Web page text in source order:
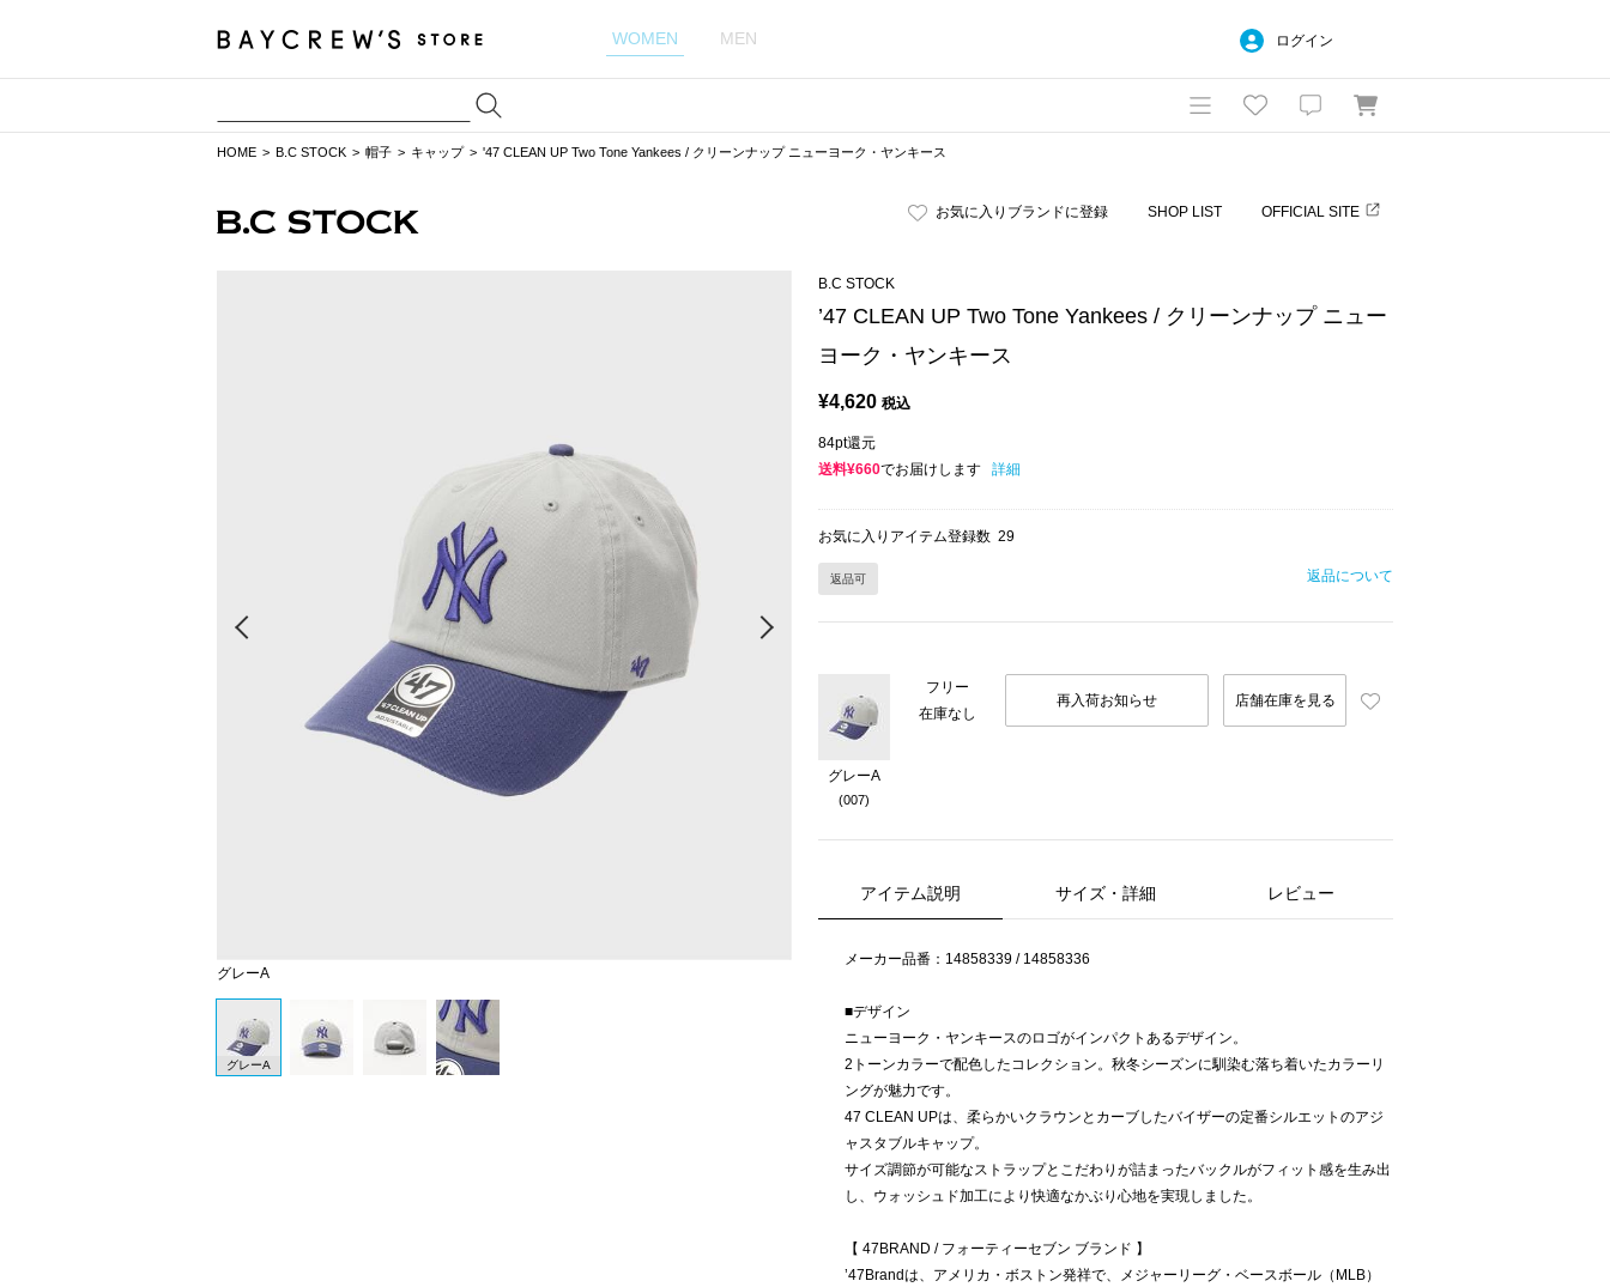
WOMEN MEN ログイン
HOME B.C STOCK 帽子 キャップ '47 CLEAN UP Two Tone Yankees / クリーンナップ ニューヨーク・ヤンキース
お気に入りブランドに登録 SHOP LIST OFFICIAL SITE
グレーA
グレーA
B.C STOCK
’47 CLEAN UP Two Tone Yankees / クリーンナップ ニュー
ヨーク・ヤンキース
¥4,620 税込
84pt還元
送料¥660でお届けします 詳細
お気に入りアイテム登録数 29
返品可 返品について
グレーA
(007)
フリー
在庫なし
再入荷お知らせ 店舗在庫を見る
アイテム説明 サイズ・詳細 レビュー
メーカー品番：14858339 / 14858336
■デザイン
ニューヨーク・ヤンキースのロゴがインパクトあるデザイン。
2トーンカラーで配色したコレクション。秋冬シーズンに馴染む落ち着いたカラーリ
ングが魅力です。
47 CLEAN UPは、柔らかいクラウンとカーブしたバイザーの定番シルエットのアジ
ャスタブルキャップ。
サイズ調節が可能なストラップとこだわりが詰まったバックルがフィット感を生み出
し、ウォッシュド加工により快適なかぶり心地を実現しました。
【 47BRAND / フォーティーセブン ブランド 】
’47Brandは、アメリカ・ボストン発祥で、メジャーリーグ・ベースボール（MLB）